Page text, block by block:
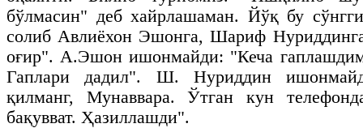
бўлмасин" деб хайрлашаман. Йўқ бу
солиб Авлиёхон Эшонга, Шариф
оғир". А.Эшон ишонмайди: "Кеча
Гаплари дадил". Ш. Нуриддин
қилманг, Мунаввара. Ўтган кун
бақувват. Ҳазиллашди".